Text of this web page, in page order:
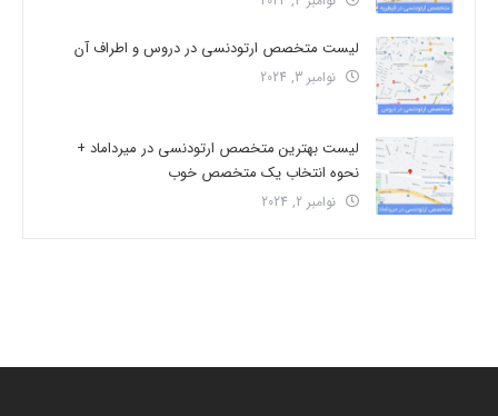
لیست متخصص ارتودنسی در دروس و اطراف آن
نوامبر 3, 2024
لیست بهترین متخصص ارتودنسی در میرداماد +
نحوه انتخاب یک متخصص خوب
نوامبر 2, 2024